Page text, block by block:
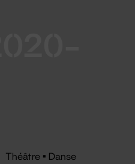
Théâtre • Danse